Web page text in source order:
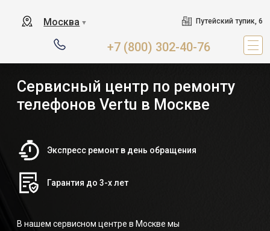
Москва ▼ Путейский тупик, 6
+7 (800) 302-40-76
Сервисный центр по ремонту
телефонов Vertu в Москве
Экспресс ремонт в день обращения
Гарантия до 3-х лет
В нашем сервисном центре в Москве мы